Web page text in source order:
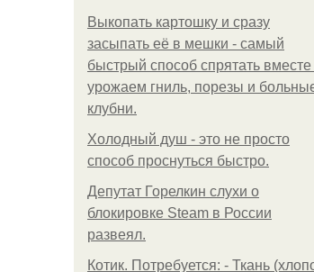
Выкопать картошку и сразу
засыпать её в мешки - самый
быстрый способ спрятать вместе
урожаем гниль, порезы и
клубни.
Холодный душ - это не просто
способ проснуться быстро.
Депутат Горелкин слухи о
блокировке Steam в России
развеял.
Котик. Потребуется: - Ткань